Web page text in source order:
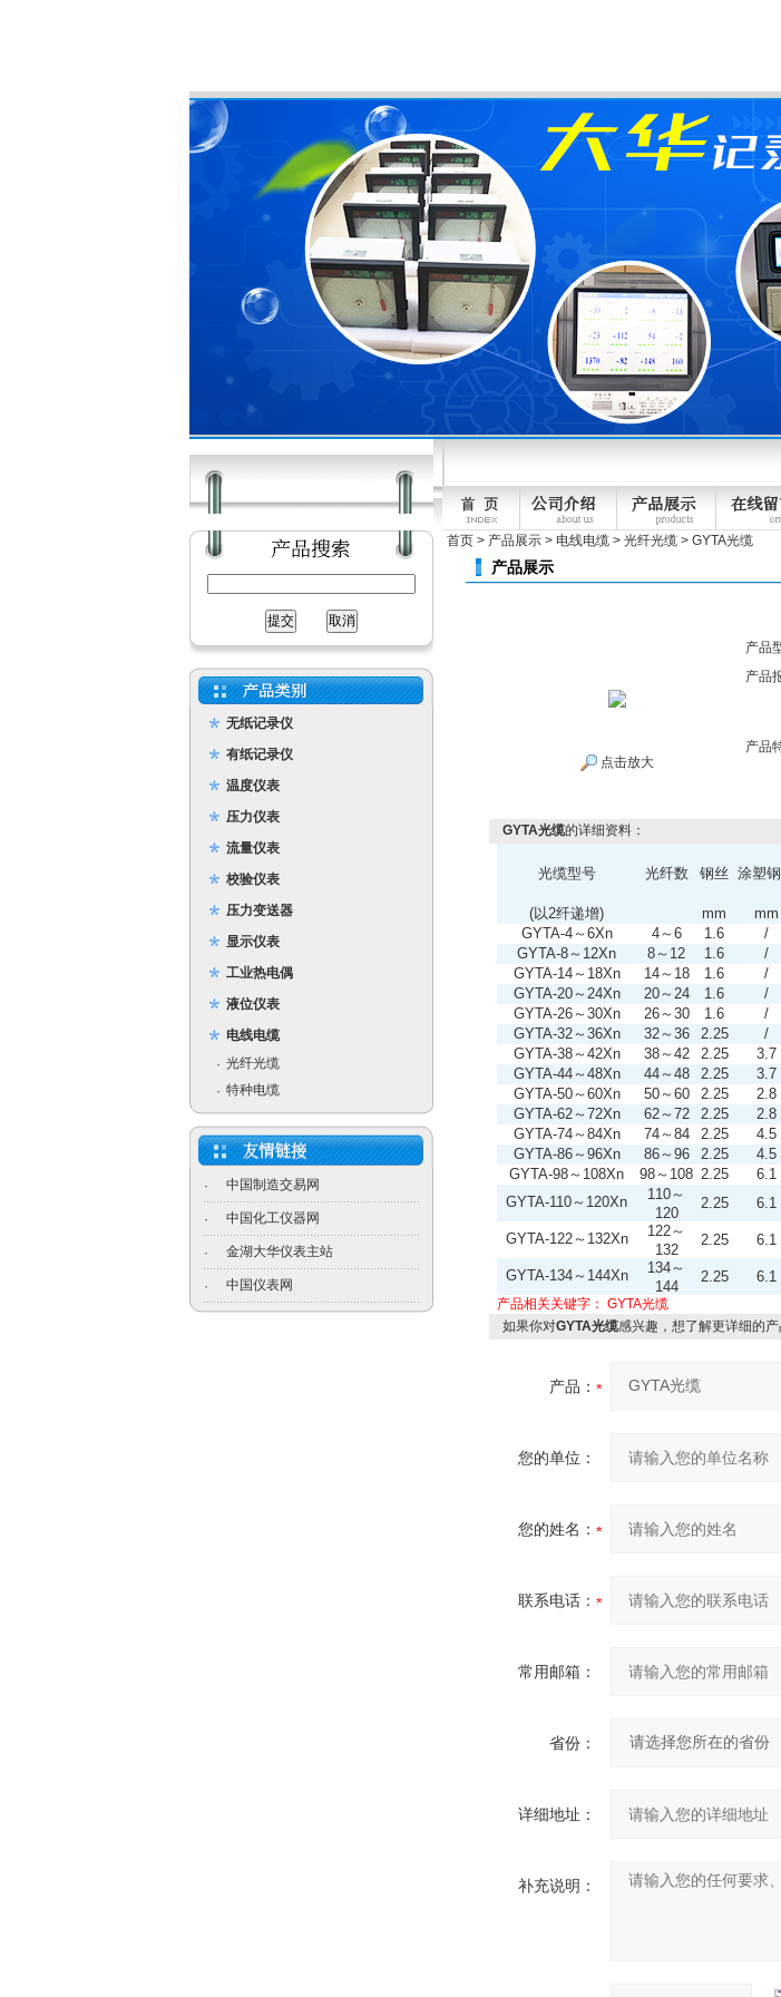
无纸记录仪
有纸记录仪
温度仪表
压力仪表
流量仪表
校验仪表
压力变送器
显示仪表
工业热电偶
液位仪表
电线电缆
· 光纤光缆
· 特种电缆
· 中国制造交易网
· 中国化工仪器网
· 金湖大华仪表主站
· 中国仪表网
首页 > 产品展示 > 电线电缆 > 光纤光缆 > GYTA光缆
产品展示
点击放大
产品
产品
产品
GYTA光缆的详细资料：
光缆型号 光纤数 钢丝 涂塑
(以2纤递增)
mm mm
GYTA-4～6Xn
4～6 1.6 /
GYTA-8～12Xn
8～12 1.6 /
GYTA-14～18Xn
14～18 1.6 /
GYTA-20～24Xn
20～24 1.6 /
GYTA-26～30Xn
26～30 1.6 /
GYTA-32～36Xn
32～36 2.25 /
GYTA-38～42Xn
38～42 2.25 3.7
GYTA-44～48Xn
44～48 2.25 3.7
GYTA-50～60Xn
50～60 2.25 2.8
GYTA-62～72Xn
62～72 2.25 2.8
GYTA-74～84Xn
74～84 2.25 4.5
GYTA-86～96Xn
86～96 2.25 4.5
GYTA-98～108Xn
98～108 2.25 6.1
GYTA-110～120Xn
110～
120
2.25 6.1
GYTA-122～132Xn
122～
132
2.25 6.1
GYTA-134～144Xn
134～
144
2.25 6.1
产品相关关键字： GYTA光缆
如果你对GYTA光缆感兴趣，想了解更详细的
产品：
您的单位：
您的姓名：
联系电话：
常用邮箱：
省份：
详细地址：
补充说明：